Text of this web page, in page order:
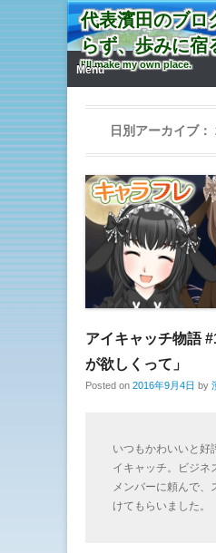
代表濱田のブロ
らず、歩みに宿
I'll make my own place.
第1メニュー
コンテンツへ移動
Menu
日別アーカイブ：
アイキャッチ物語
が欲しくって」
Posted on 2016年9月4日 by
いつもかわいいと好
イキャッチ。ビジネ
メンバーに頼んで、
けてもらいました。